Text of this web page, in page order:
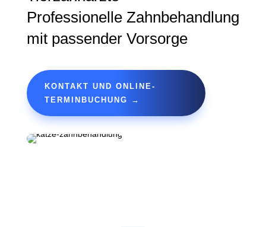
Professionelle Zahnbehandlung
mit passender Vorsorge
KONTAKT UND ONLINE-
TERMINBUCHUNG →